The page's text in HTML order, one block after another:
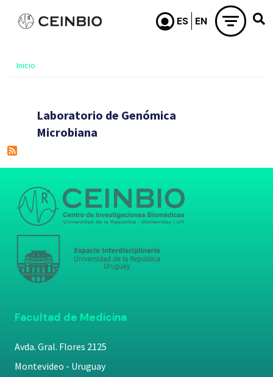
Pasar al contenido principal
Inicio
Laboratorio de Genómica
Microbiana
Facultad de Medicina
Avda. Gral. Flores 2125
Montevideo - Uruguay